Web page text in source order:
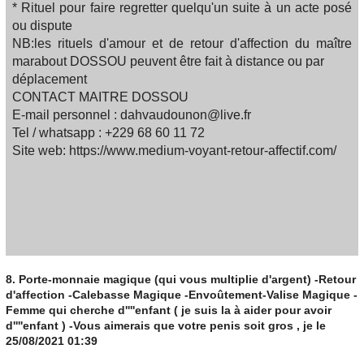
* Rituel pour faire regretter quelqu'un suite à un acte posé
ou dispute
NB:les rituels d'amour et de retour d'affection du maître
marabout DOSSOU peuvent être fait à distance ou par
déplacement
CONTACT MAITRE DOSSOU
E-mail personnel : dahvaudounon@live.fr
Tel / whatsapp : +229 68 60 11 72
Site web: https://www.medium-voyant-retour-affectif.com/
8. Porte-monnaie magique (qui vous multiplie d'argent) -Retour
d'affection -Calebasse Magique -Envoûtement-Valise Magique -
Femme qui cherche d''''enfant ( je suis la à aider pour avoir
d''''enfant ) -Vous aimerais que votre penis soit gros , je le
25/08/2021 01:39